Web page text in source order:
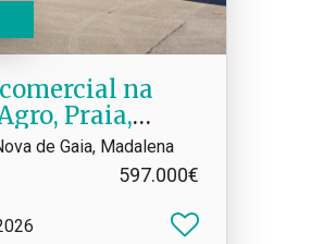
na
Praia,
de Gaia, Madalena
597.000€